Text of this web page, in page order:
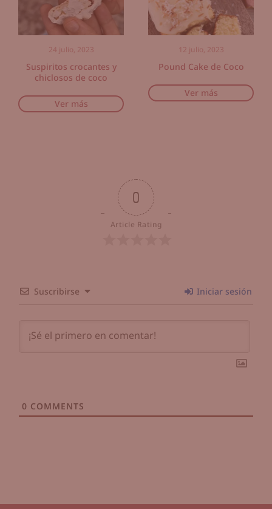
24 julio, 2023
Suspiritos crocantes y
chiclosos de coco
Ver más
12 julio, 2023
Pound Cake de Coco
Ver más
0
Article Rating
Suscribirse Iniciar sesión
0 COMMENTS